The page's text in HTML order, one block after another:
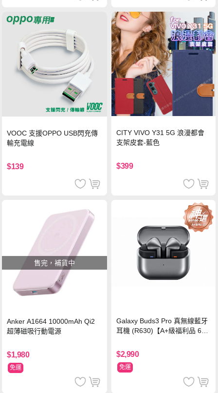
VOOC 支援OPPO USB閃充傳
輸充電線
$139
CITY VIVO Y31 5G 浪漫都會
支架皮套-藍色
$399
售完，補貨中
Anker A1664 10000mAh Qi2
超薄磁吸行動電源
$1,980
免運
Galaxy Buds3 Pro 真無線藍牙
耳機 (R630)【A+級福利品 6個
$2,990
免運